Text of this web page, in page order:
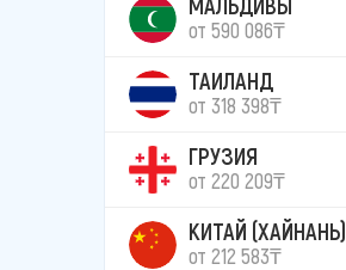
от 590 086₸
ТАИЛАНД
от 318 398₸
ГРУЗИЯ
от 220 209₸
КИТАЙ (ХАЙНАНЬ)
от 212 583₸